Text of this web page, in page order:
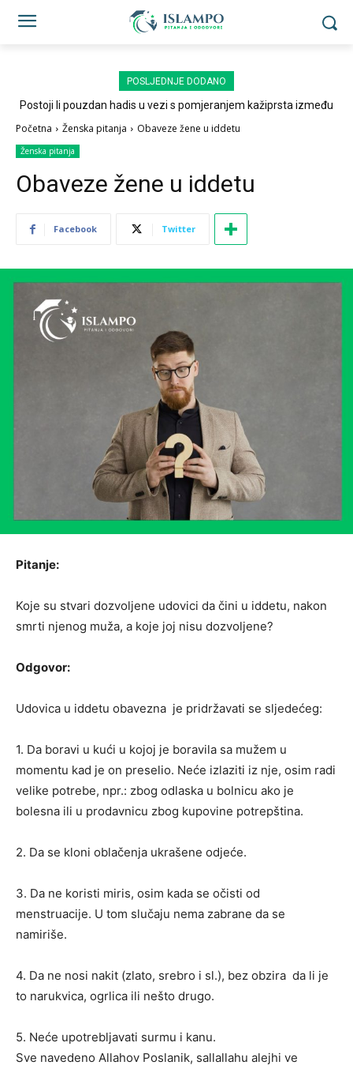
POSLJEDNJE DODANO
Postoji li pouzdan hadis u vezi s pomjeranjem kažiprsta između
Početna Ženska pitanja Obaveze žene u iddetu
Ženska pitanja
Obaveze žene u iddetu
Facebook Twitter
Pitanje:
Koje su stvari dozvoljene udovici da čini u iddetu, nakon
smrti njenog muža, a koje joj nisu dozvoljene?
Odgovor:
Udovica u iddetu obavezna je pridržavati se sljedećeg:
1. Da boravi u kući u kojoj je boravila sa mužem u
momentu kad je on preselio. Neće izlaziti iz nje, osim radi
velike potrebe, npr.: zbog odlaska u bolnicu ako je
bolesna ili u prodavnicu zbog kupovine potrepština.
2. Da se kloni oblačenja ukrašene odjeće.
3. Da ne koristi miris, osim kada se očisti od
menstruacije. U tom slučaju nema zabrane da se
namiriše.
4. Da ne nosi nakit (zlato, srebro i sl.), bez obzira da li je
to narukvica, ogrlica ili nešto drugo.
5. Neće upotrebljavati surmu i kanu.
Sve navedeno Allahov Poslanik, sallallahu alejhi ve